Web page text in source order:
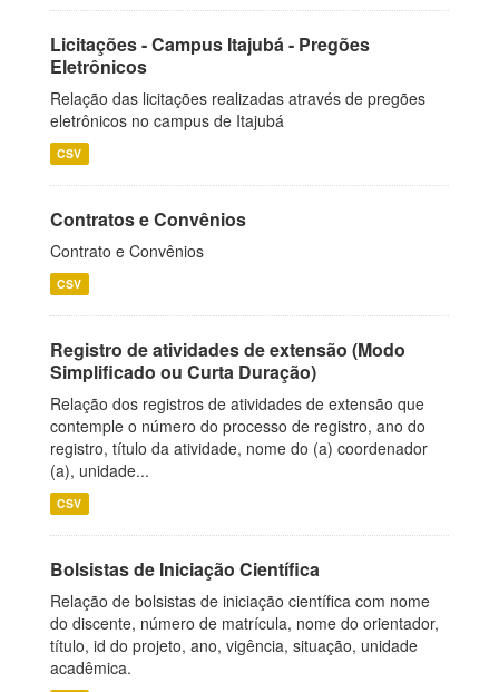
Licitações - Campus Itajubá - Pregões
Eletrônicos
Relação das licitações realizadas através de pregões
eletrônicos no campus de Itajubá
CSV
Contratos e Convênios
Contrato e Convênios
CSV
Registro de atividades de extensão (Modo
Simplificado ou Curta Duração)
Relação dos registros de atividades de extensão que
contemple o número do processo de registro, ano do
registro, título da atividade, nome do (a) coordenador
(a), unidade...
CSV
Bolsistas de Iniciação Científica
Relação de bolsistas de iniciação científica com nome
do discente, número de matrícula, nome do orientador,
título, id do projeto, ano, vigência, situação, unidade
acadêmica.